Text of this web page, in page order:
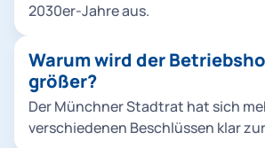
2030er-Jahre aus.
Warum wird der
größer?
Der Münchner Stadtrat hat sich
verschiedenen Beschlüssen klar zur